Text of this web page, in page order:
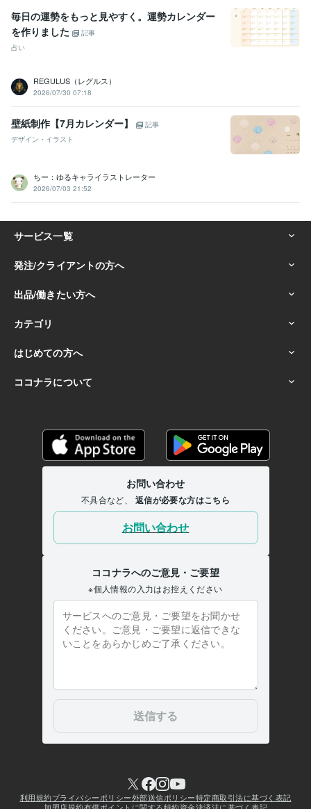
毎日の運勢をもっと見やすく。運勢カレンダー
を作りました
記事
占い
REGULUS（レグルス）
2026/07/30 07:18
壁紙制作【7月カレンダー】
記事
デザイン・イラスト
ちー：ゆるキャライラストレーター
2026/07/03 21:52